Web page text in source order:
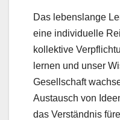
Das lebenslange
eine individuelle
kollektive
lernen und unser
Gesellschaft
Austausch von
das Verständnis